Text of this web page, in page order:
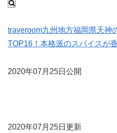
traveroom九州地方福岡県天神
TOP16！本格派のスパイスが
2020年07月25日公開
2020年07月25日更新